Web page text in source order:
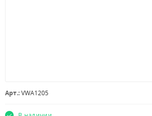
Арт.:VWA1205